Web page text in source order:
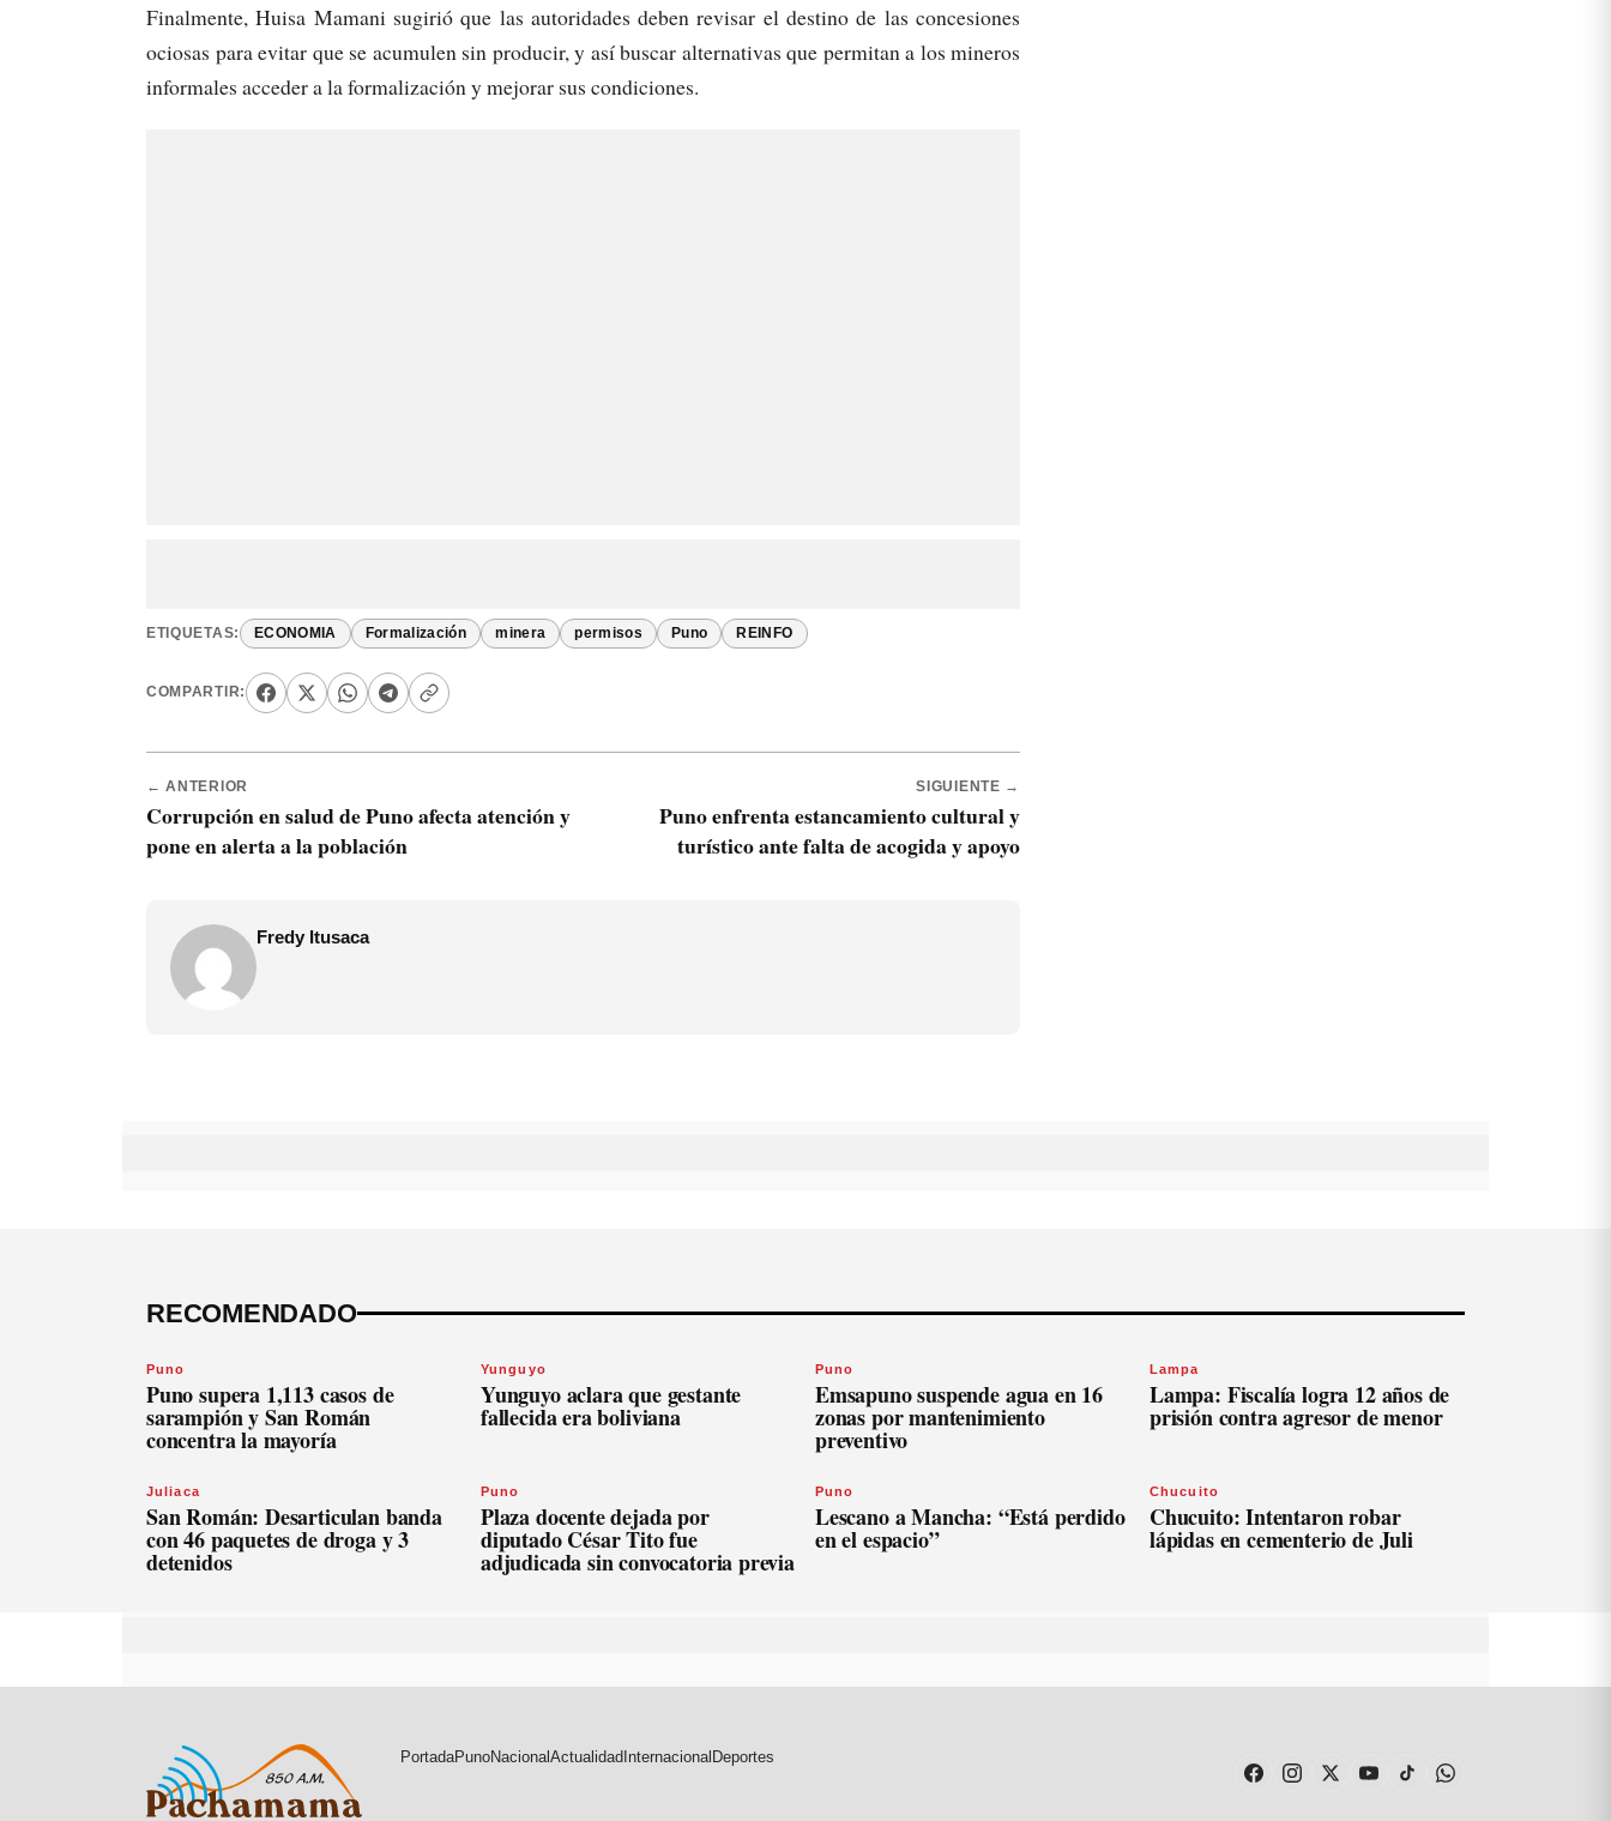
Finalmente, Huisa Mamani sugirió que las autoridades deben revisar el destino de las concesiones
ociosas para evitar que se acumulen sin producir, y así buscar alternativas que permitan a los mineros
informales acceder a la formalización y mejorar sus condiciones.
ETIQUETAS: ECONOMIA Formalización minera permisos Puno REINFO
COMPARTIR:
← ANTERIOR
Corrupción en salud de Puno afecta atención y
pone en alerta a la población
SIGUIENTE →
Puno enfrenta estancamiento cultural y
turístico ante falta de acogida y apoyo
Fredy Itusaca
RECOMENDADO
Puno
Puno supera 1,113 casos de
sarampión y San Román
concentra la mayoría
Yunguyo
Yunguyo aclara que gestante
fallecida era boliviana
Puno
Emsapuno suspende agua en 16
zonas por mantenimiento
preventivo
Lampa
Lampa: Fiscalía logra 12 años de
prisión contra agresor de menor
Juliaca
San Román: Desarticulan banda
con 46 paquetes de droga y 3
detenidos
Puno
Plaza docente dejada por
diputado César Tito fue
adjudicada sin convocatoria previa
Puno
Lescano a Mancha: “Está perdido
en el espacio”
Chucuito
Chucuito: Intentaron robar
lápidas en cementerio de Juli
PortadaPunoNacionalActualidadInternacionalDeportes